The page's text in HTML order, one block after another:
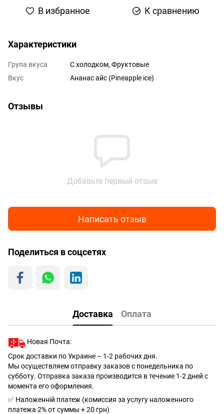
В избранное К сравнению
Характеристики
Група вкуса С холодком, Фруктовые
Вкус
Ананас айс (Pineapple ice)
Отзывы
Добавьте первый отзыв
Написать отзыв
Поделиться в соцсетях
Доставка Оплата
Новая Почта:
Срок доставки по Украине – 1-2 рабочих дня.
Мы осуществляем отправку заказов с понедельника по
субботу. Отправка заказа производится в течение 1-2 дней с
момента его оформления.
✅ Наложенній платеж (комиссия за услугу наложенного
платежа 2% от суммы + 20 грн)